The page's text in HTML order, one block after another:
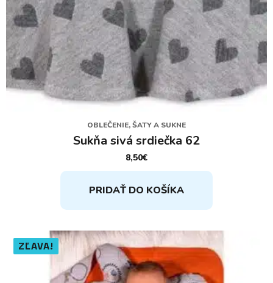
OBLEČENIE, ŠATY A SUKNE
Sukňa sivá srdiečka 62
8,50€
PRIDAŤ DO KOŠÍKA
ZĽAVA!